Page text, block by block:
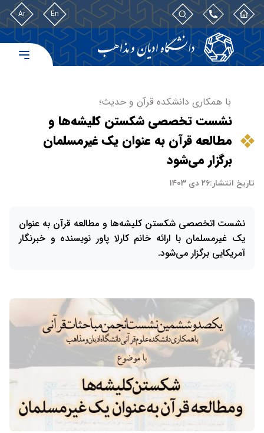
En
Ar
با همکاری دانشکده قرآن و حدیث؛
نشست تخصصی شکستن کلیشه‌ها و
مطالعه قرآن به عنوان یک غیرمسلمان
برگزار می‌شود
تاریخ انتشار:۲۶ دی ۱۴۰۳
نشست اتخصصی شکستن کلیشه‌ها و مطالعه قرآن به عنوان
یک غیرمسلمان با ارائه خانم کارلا پاور نویسنده و خبرنگار
آمریکایی برگزار می‌شود.